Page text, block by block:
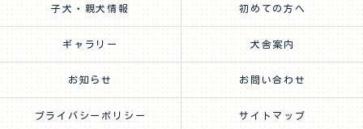
子犬・親犬情報 初めての方へ
ギャラリー 犬舎案内
お知らせ お問い合わせ
プライバシーポリシー サイトマップ